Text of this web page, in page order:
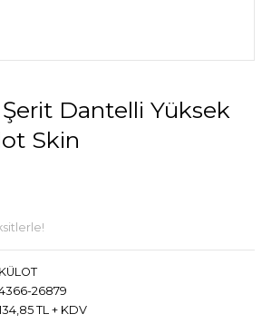
Şerit Dantelli Yüksek
Skin
KÜLOT
26879
TL + KDV